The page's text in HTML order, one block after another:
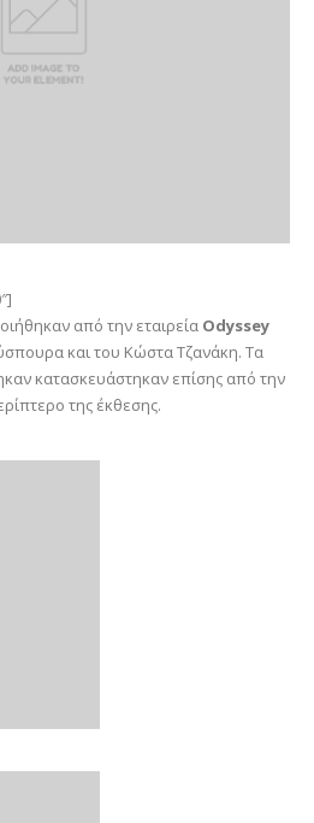
από την εταιρεία Odyssey
και του Κώστα Τζανάκη. Τα
κατασκευάστηκαν επίσης από την
της έκθεσης.